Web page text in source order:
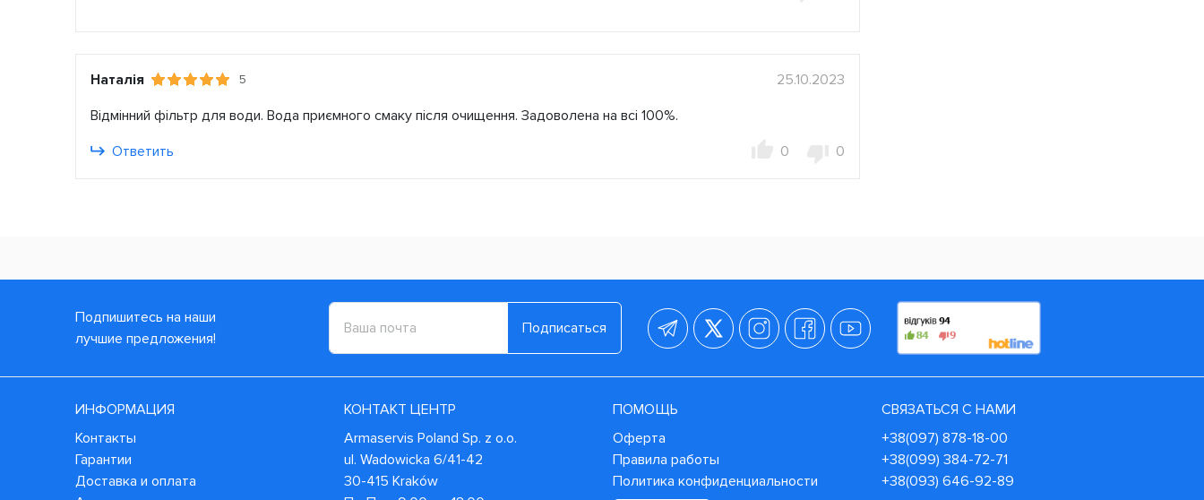
Наталія 5
25.10.2023
Відмінний фільтр для води. Вода приємного смаку після очищення. Задоволена на всі 100%.
Ответить
0 0
Подпишитесь на наши
лучшие предложения!
Подписаться
ИНФОРМАЦИЯ
Контакты
Гарантии
Доставка и оплата
КОНТАКТ ЦЕНТР
Armaservis Poland Sp. z o.o.
ul. Wadowicka 6/41-42
30-415 Kraków
ПОМОЩЬ
Оферта
Правила работы
Политика конфиденциальности
СВЯЗАТЬСЯ С НАМИ
+38(097) 878-18-00
+38(099) 384-72-71
+38(093) 646-92-89